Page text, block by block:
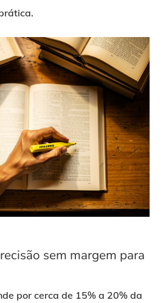
sem margem para
por cerca de 15% a 20% da